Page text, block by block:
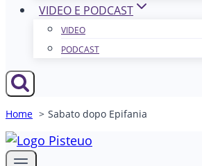
VIDEO E PODCAST
VIDEO
PODCAST
Home Sabato dopo Epifania